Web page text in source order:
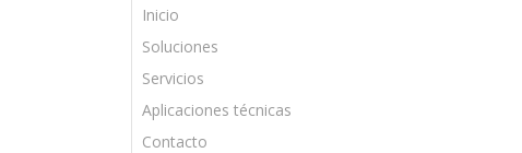
Inicio
Soluciones
Servicios
Aplicaciones técnicas
Contacto